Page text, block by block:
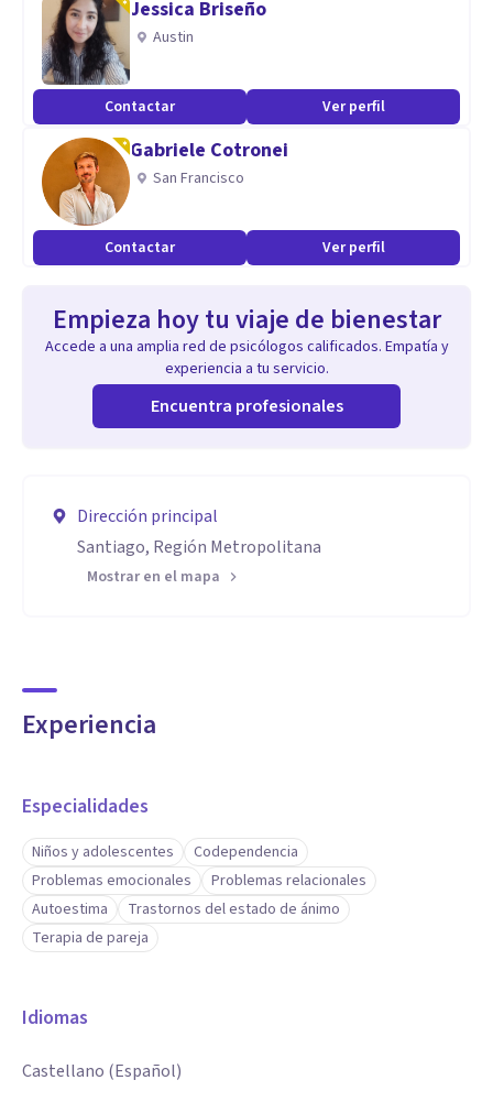
Jessica Briseño
Austin
Contactar Ver perfil
Gabriele Cotronei
San Francisco
Contactar Ver perfil
Empieza hoy tu viaje de bienestar
Accede a una amplia red de psicólogos calificados. Empatía y
experiencia a tu servicio.
Encuentra profesionales
Dirección principal
Santiago, Región Metropolitana
Mostrar en el mapa
Experiencia
Especialidades
Niños y adolescentes
Codependencia
Problemas emocionales
Problemas relacionales
Autoestima
Trastornos del estado de ánimo
Terapia de pareja
Idiomas
Castellano (Español)